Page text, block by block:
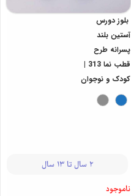
بلوز دورس
آستین بلند
پسرانه طرح
قطب نما 313 |
کودک و نوجوان
2 سال تا 13 سال
ناموجود